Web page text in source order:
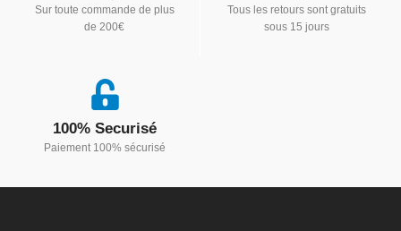
Sur toute commande de plus
de 200€
Tous les retours sont gratuits
sous 15 jours
100% Securisé
Paiement 100% sécurisé